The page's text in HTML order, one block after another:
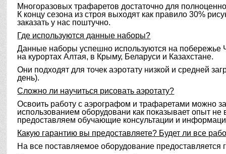
Многоразовых трафаретов достаточно для
К концу сезона из строя выходят как правило 30%
заказать у нас поштучно.
Где используются данные наборы?
Данные наборы успешно используются на побережье
на курортах Алтая, в Крыму, Беларуси и Казахстане.
Они подходят для точек аэротату низкой и средней
день).
Сложно ли научиться рисовать аэротату?
Освоить работу с аэрографом и трафаретами можно
использованием оборудовани как показывает опыт не
предоставляем обучающие консультации и
Какую гарантию вы предоставляете? Будет ли все
На все поставляемое оборудование предоставляется